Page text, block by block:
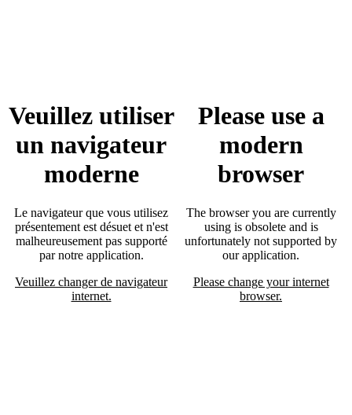
Veuillez utiliser
un navigateur
moderne
Le navigateur que vous utilisez
présentement est désuet et n'est
malheureusement pas supporté
par notre application.
Veuillez changer de navigateur
internet.
Please use a
modern
browser
The browser you are currently
using is obsolete and is
unfortunately not supported by
our application.
Please change your internet
browser.